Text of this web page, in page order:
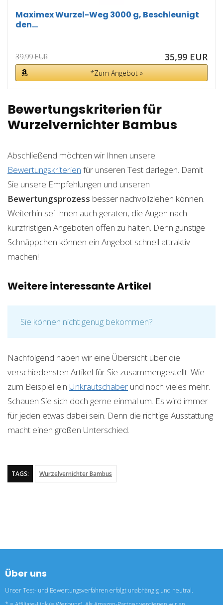
Maximex Wurzel-Weg 3000 g, Beschleunigt
den...
39,99 EUR 35,99 EUR
*Zum Angebot »
Bewertungskriterien für
Wurzelvernichter Bambus
Abschließend möchten wir Ihnen unsere
Bewertungskriterien für unseren Test darlegen. Damit
Sie unsere Empfehlungen und unseren
Bewertungsprozess besser nachvollziehen können.
Weiterhin sei Ihnen auch geraten, die Augen nach
kurzfristigen Angeboten offen zu halten. Denn günstige
Schnäppchen können ein Angebot schnell attraktiv
machen!
Weitere interessante Artikel
Sie können nicht genug bekommen?
Nachfolgend haben wir eine Übersicht über die
verschiedensten Artikel für Sie zusammengestellt. Wie
zum Beispiel ein Unkrautschaber und noch vieles mehr.
Schauen Sie sich doch gerne einmal um. Es wird immer
für jeden etwas dabei sein. Denn die richtige Ausstattung
macht einen großen Unterschied.
TAGS: Wurzelvernichter Bambus
Über uns
Unser Test- und Bewertungsverfahren erfolgt unabhängig und neutral.